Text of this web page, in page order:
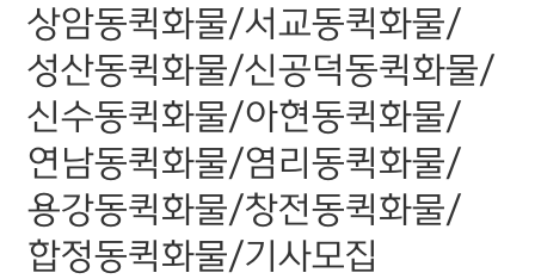
상암동퀵화물/서교동퀵화물/
성산동퀵화물/신공덕동퀵화물/
신수동퀵화물/아현동퀵화물/
연남동퀵화물/염리동퀵화물/
용강동퀵화물/창전동퀵화물/
합정동퀵화물/기사모집
상암동퀵화물/
서교동퀵화물/
성산동퀵화물/
신공덕동퀵화물/
신수동퀵화물/
아현동퀵화물/
연남동퀵화물/
염리동퀵화물/
용강동퀵화물/
창전동퀵화물/
합정동퀵화물/
기사모집